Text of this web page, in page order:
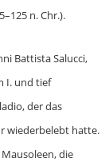
n. Chr.).
Battista Salucci,
I. und tief
der das
wiederbelebt hatte.
die